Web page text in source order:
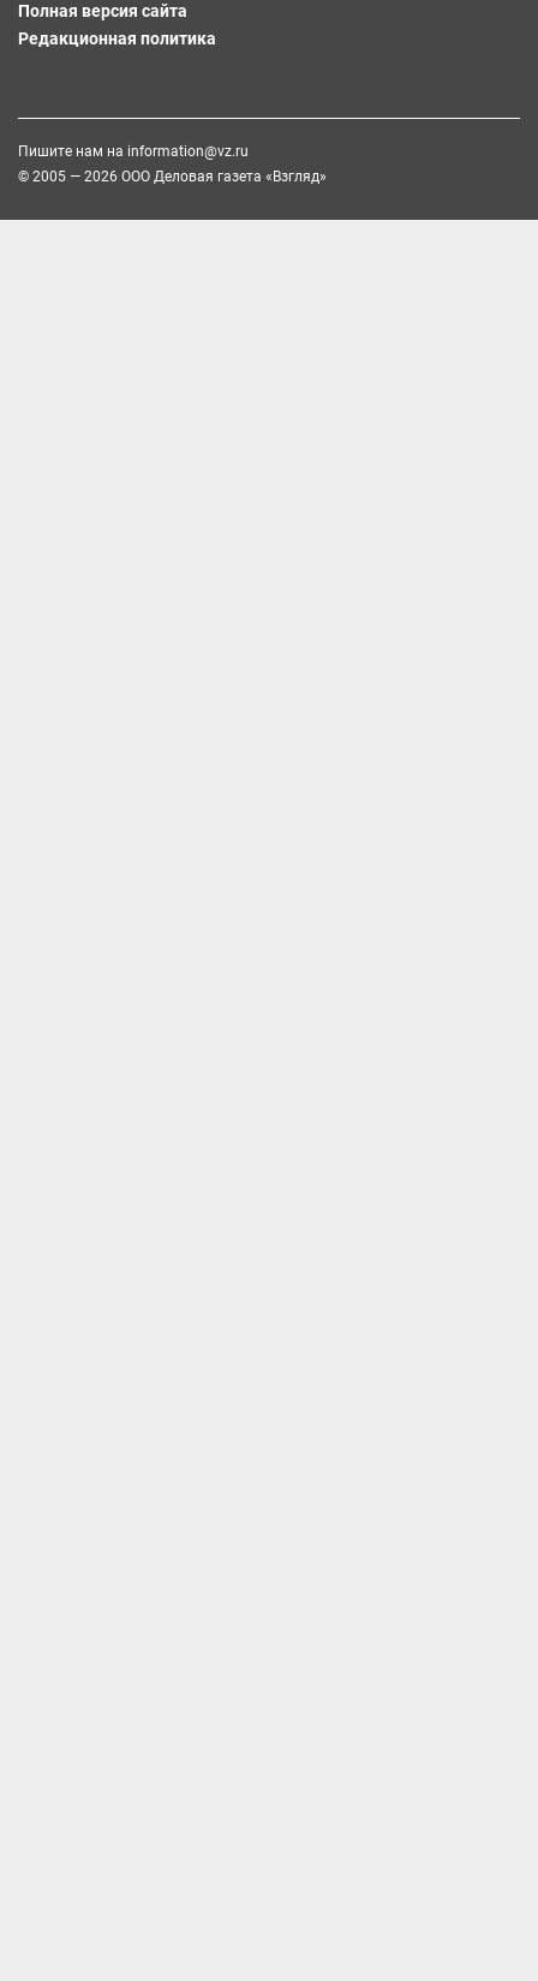
Полная версия сайта
Редакционная политика
Пишите нам на information@vz.ru
© 2005 — 2026 ООО Деловая газета «Взгляд»